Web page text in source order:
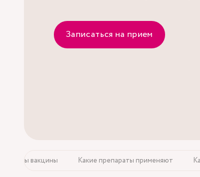
Записаться на прием
работы вакцины Какие препараты применяют